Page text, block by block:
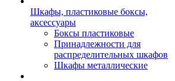
Шкафы, пластиковые боксы,
аксессуары
Боксы пластиковые
Принадлежности для
распределительных шкафов
Шкафы металлические